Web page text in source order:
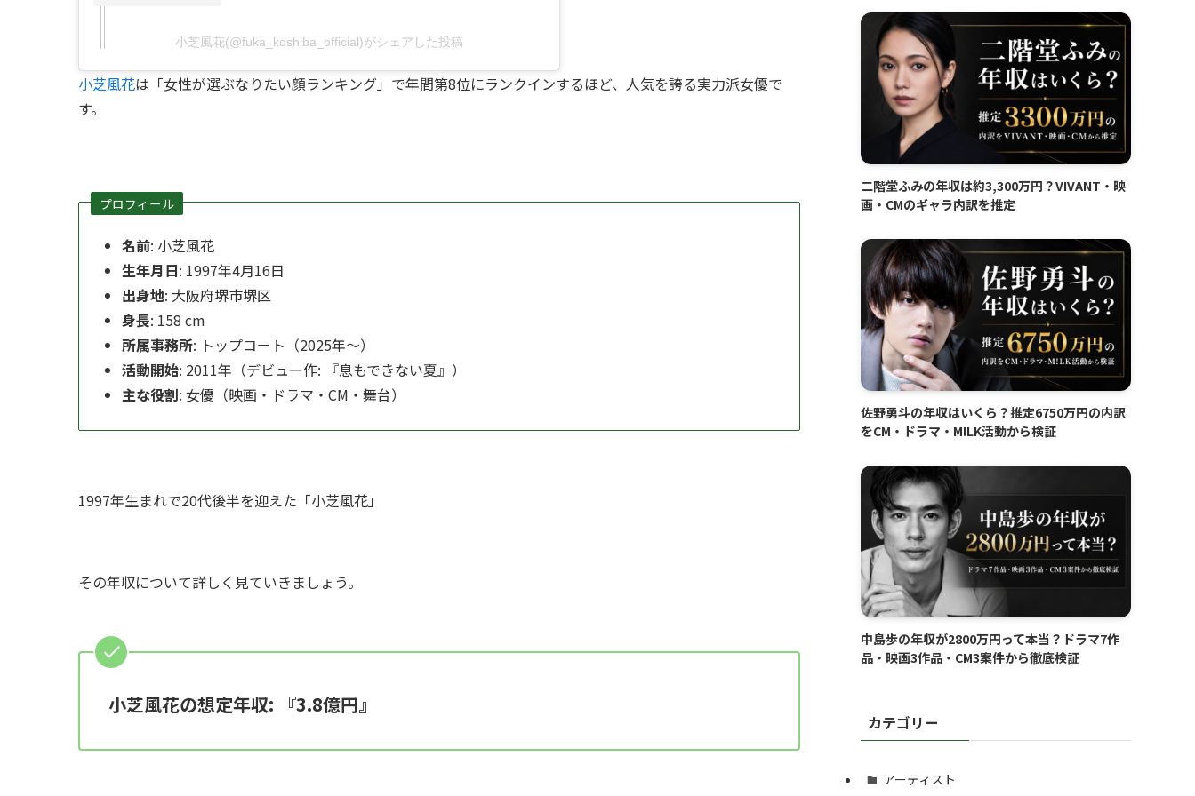
小芝風花(@fuka_koshiba_official)がシェアした投稿
小芝風花は「女性が選ぶなりたい顔ランキング」で年間第8位にランクインするほど、人気を誇る実力派女優で
す。
プロフィール
名前: 小芝風花
生年月日: 1997年4月16日
出身地: 大阪府堺市堺区
身長: 158 cm
所属事務所: トップコート（2025年〜）
活動開始: 2011年（デビュー作: 『息もできない夏』）
主な役割: 女優（映画・ドラマ・CM・舞台）
1997年生まれで20代後半を迎えた「小芝風花」
その年収について詳しく見ていきましょう。
小芝風花の想定年収: 『3.8億円』
二階堂ふみの年収は約3,300万円？VIVANT・映
画・CMのギャラ内訳を推定
佐野勇斗の年収はいくら？推定6750万円の内訳
をCM・ドラマ・M!LK活動から検証
中島歩の年収が2800万円って本当？ドラマ7作
品・映画3作品・CM3案件から徹底検証
カテゴリー
アーティスト